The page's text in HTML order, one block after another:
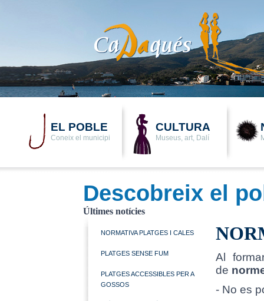
EL POBLE
Coneix el municipi
CULTURA
Museus, art, Dalí
Descobreix el
Últimes notícies
NORMATIVA PLATGES I CALES
PLATGES SENSE FUM
PLATGES ACCESSIBLES PER A
GOSSOS
Al
de
- No es